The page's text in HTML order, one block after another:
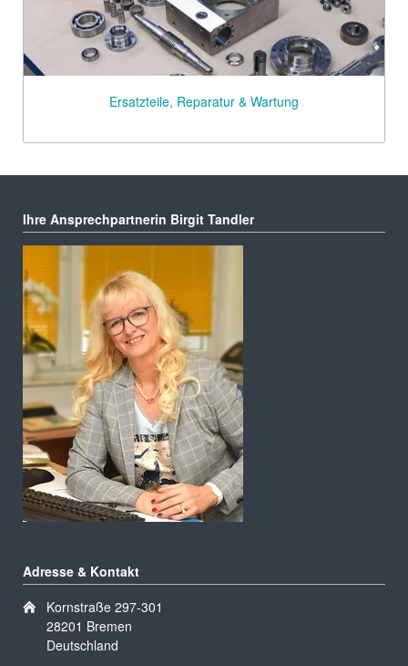
Ersatzteile, Reparatur & Wartung
Ihre Ansprechpartnerin Birgit Tandler
Adresse & Kontakt
Kornstraße 297-301
28201 Bremen
Deutschland